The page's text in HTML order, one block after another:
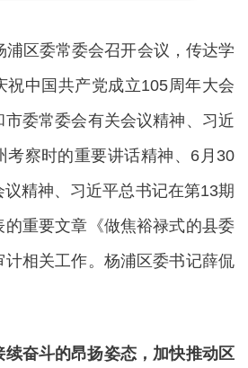
区委常委会召开会议，传达学
祝中国共产党成立105周年大会
委常委会有关会议精神、习近
考察时的重要讲话精神、6月30
议精神、习近平总书记在第13期
的重要文章《做焦裕禄式的县委
相关工作。杨浦区委书记薛侃
奋斗的昂扬姿态，加快推动区